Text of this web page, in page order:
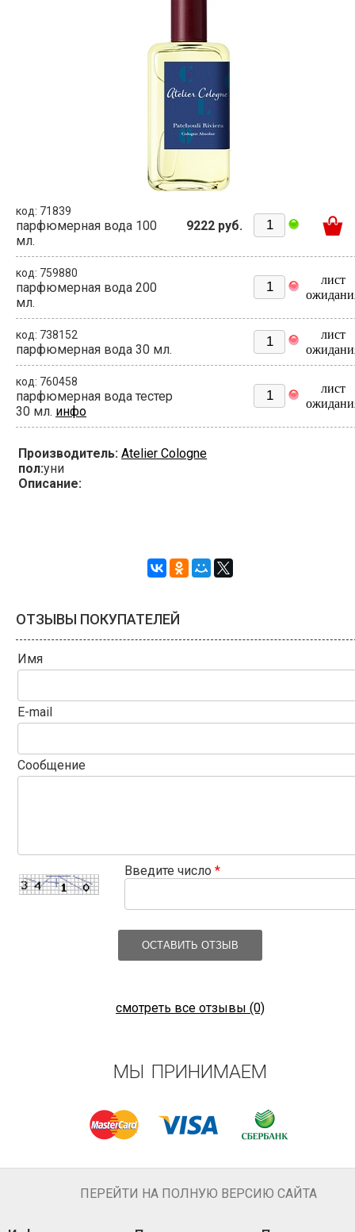
код: 71839
парфюмерная вода 100
мл.
9222 руб.
код: 759880
парфюмерная вода 200
мл.
лист
код: 738152
парфюмерная вода 30 мл.
лист
код: 760458
парфюмерная вода тестер
30 мл. инфо
лист
Производитель: Atelier Cologne
пол:уни
Описание:
ОТЗЫВЫ ПОКУПАТЕЛЕЙ
Имя
E-mail
Сообщение
Введите число *
ОСТАВИТЬ ОТЗЫВ
смотреть все отзывы (0)
МЫ ПРИНИМАЕМ
ПЕРЕЙТИ НА ПОЛНУЮ ВЕРСИЮ САЙТА